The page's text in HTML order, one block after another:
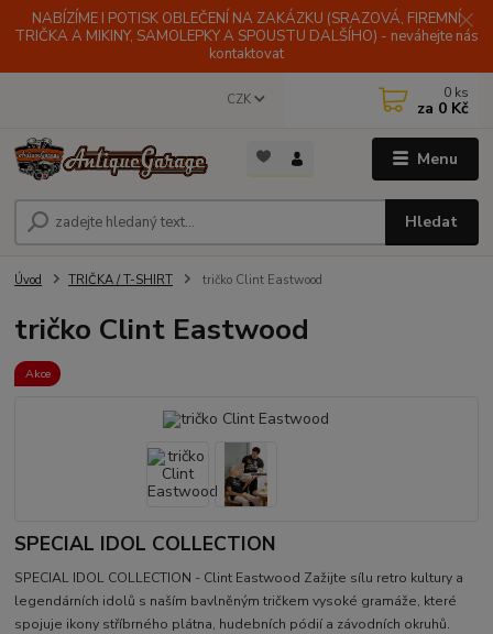
NABÍZÍME I POTISK OBLEČENÍ NA ZAKÁZKU (SRAZOVÁ, FIREMNÍ
TRIČKA A MIKINY, SAMOLEPKY A SPOUSTU DALŠÍHO) - neváhejte nás
kontaktovat
Menu
CZK
Hledat
0 ks
za 0 Kč
Úvod TRIČKA / T-SHIRT tričko Clint Eastwood
tričko Clint Eastwood
Akce
SPECIAL IDOL COLLECTION
SPECIAL IDOL COLLECTION - Clint Eastwood Zažijte sílu retro kultury a
legendárních idolů s naším bavlněným tričkem vysoké gramáže, které
spojuje ikony stříbrného plátna, hudebních pódií a závodních okruhů.